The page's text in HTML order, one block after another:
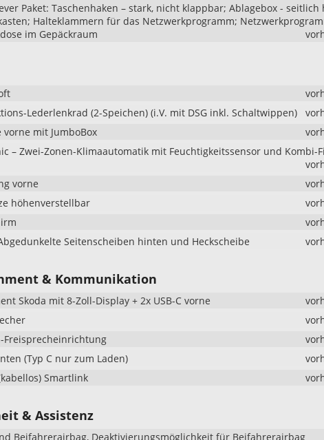
Paket: Taschenhaken – stark, nicht klappbar; Ablagebox -
Halteklammern für das Netzwerkprogramm;
im Gepäckraum
Lederlenkrad (2-Speichen) (i.V. mit DSG inkl. Schaltwippen)
mit JumboBox
– Zwei-Zonen-Klimaautomatik mit Feuchtigkeitssensor und Kombi-
vorne
höhenverstellbar
Seitenscheiben hinten und Heckscheibe
& Kommunikation
Skoda mit 8-Zoll-Display + 2x USB-C vorne
Freisprecheinrichtung
(Typ C nur zum Laden)
Smartlink
& Assistenz
Beifahrerairbag, Deaktivierungsmöglichkeit für Beifahrerairbag